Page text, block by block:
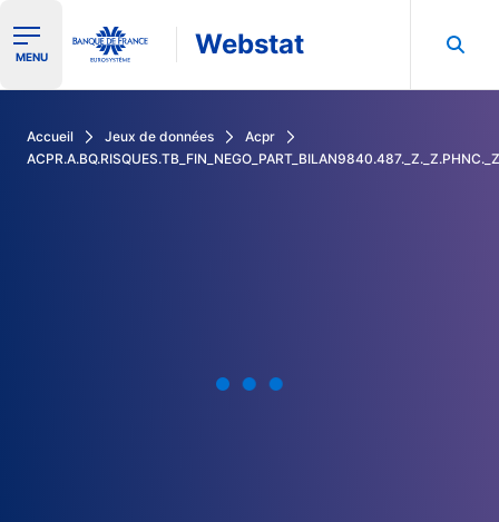
Ouvrir le menu de navigation
MENU Webstat
Accueil Jeux de données
Acpr